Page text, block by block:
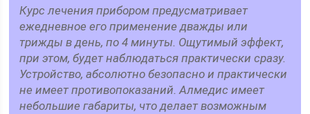
Курс лечения прибором предусматривает
ежедневное его применение дважды или
трижды в день, по 4 минуты. Ощутимый эффект,
при этом, будет наблюдаться практически сразу.
Устройство, абсолютно безопасно и практически
не имеет противопоказаний. Алмедис имеет
небольшие габариты, что делает возможным